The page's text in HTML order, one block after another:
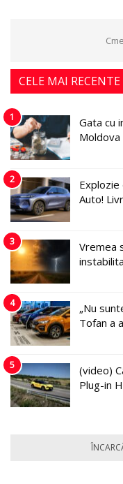
CELE MAI
1
Gata cu
Moldova
2
Auto!
3
Vremea
4
„Nu
Tofan a
5
(video)
Plug-in